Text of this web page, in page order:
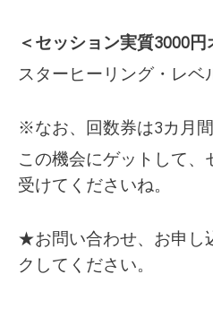
＜セッション実質3000円
スターヒーリング・レベ
※なお、回数券は3カ月間
この機会にゲットして、
受けてくださいね。
★お問い合わせ、お申し
クしてください。